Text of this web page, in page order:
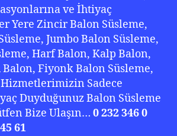
ve İhtiyaç
Yere Zincir Balon Süsleme,
Jumbo Balon Süsleme,
Harf Balon, Kalp Balon,
Fiyonk Balon Süsleme,
Sadece
Duyduğunuz Balon Süsleme
Bize Ulaşın… 0 232 346 0
61